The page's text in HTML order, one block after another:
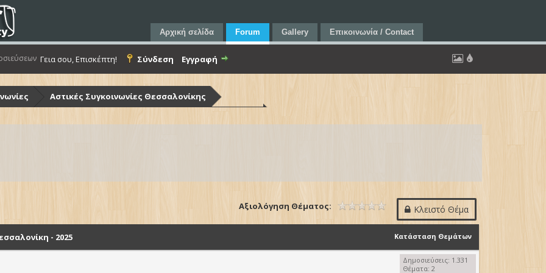
Αρχική σελίδα Forum Gallery Επικοινωνία / Contact
Γεια σου, Επισκέπτη! Σύνδεση Εγγραφή
Αστικές Συγκοινωνίες Θεσσαλονίκης
(Ο.Α.Σ.Θ.)
Κλειστό Θέμα
Αξιολόγηση Θέματος:
Κατάσταση Θεμάτων
- 2025
Δημοσιεύσεις: 1.331
Θέματα: 2